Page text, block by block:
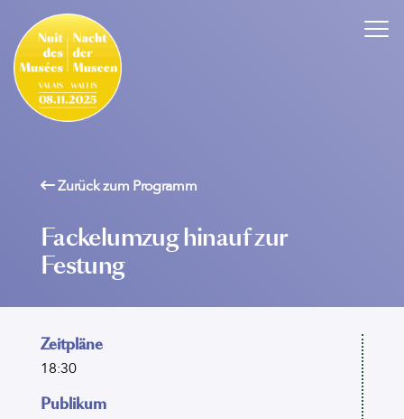
Zurück zum Programm
Fackelumzug hinauf zur
Festung
Zeitpläne
18:30
Publikum